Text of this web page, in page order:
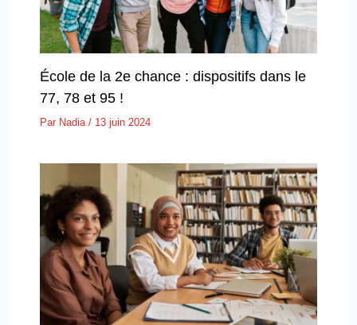
École de la 2e chance : dispositifs dans le
77, 78 et 95 !
Par Nadia / 13 juin 2024